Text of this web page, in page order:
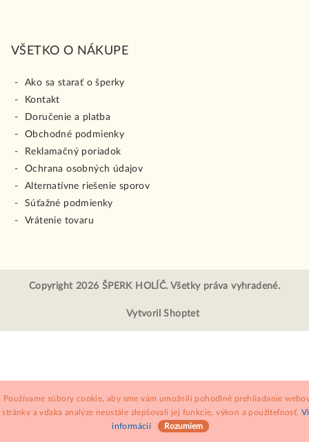
Používame súbory cookie, aby sme vám umožnili pohodlné prehliadanie
stránky a vďaka analýze neustále zlepšovali jej funkcie, výkon a použiteľnosť.
informácií
Rozumiem
VŠETKO O NÁKUPE
Ako sa starať o šperky
Kontakt
Doručenie a platba
Obchodné podmienky
Reklamačný poriadok
Ochrana osobných údajov
Alternatívne riešenie sporov
Súťažné podmienky
Vrátenie tovaru
Copyright 2026 ŠPERK HOLÍČ. Všetky práva vyhradené.
Vytvoril Shoptet